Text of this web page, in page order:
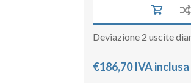
Deviazione 2 uscite
€186,70 IVA inclusa